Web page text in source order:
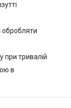
обробляти
при тривалій
в